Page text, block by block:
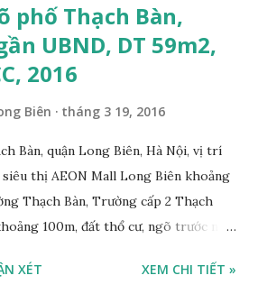
phố Thạch Bàn,
UBND, DT 59m2,
2016
Biên tháng 3 19, 2016
Bàn, quận Long Biên, Hà Nội, vị trí
siêu thị AEON Mall Long Biên khoảng
Thạch Bàn, Trường cấp 2 Thạch
100m, đất thổ cư, ngõ trước nhà
chủ, giá bán 30 triệu/m2. Liên hệ:
XÉT XEM CHI TIẾT »